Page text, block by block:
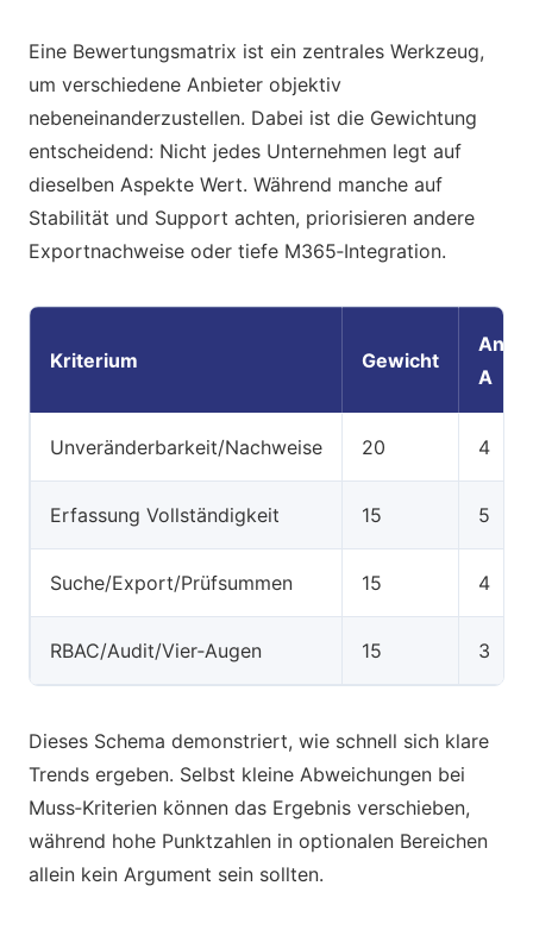
Eine Bewertungsmatrix ist ein zentrales Werkzeug,
um verschiedene Anbieter objektiv
nebeneinanderzustellen. Dabei ist die Gewichtung
entscheidend: Nicht jedes Unternehmen legt auf
dieselben Aspekte Wert. Während manche auf
Stabilität und Support achten, priorisieren andere
Exportnachweise oder tiefe M365‑Integration.
Kriterium Gewicht
A
Unveränderbarkeit/Nachweise 20 4
Erfassung Vollständigkeit 15 5
Suche/Export/Prüfsummen 15 4
RBAC/Audit/Vier‑Augen 15 3
Dieses Schema demonstriert, wie schnell sich klare
Trends ergeben. Selbst kleine Abweichungen bei
Muss‑Kriterien können das Ergebnis verschieben,
während hohe Punktzahlen in optionalen Bereichen
allein kein Argument sein sollten.